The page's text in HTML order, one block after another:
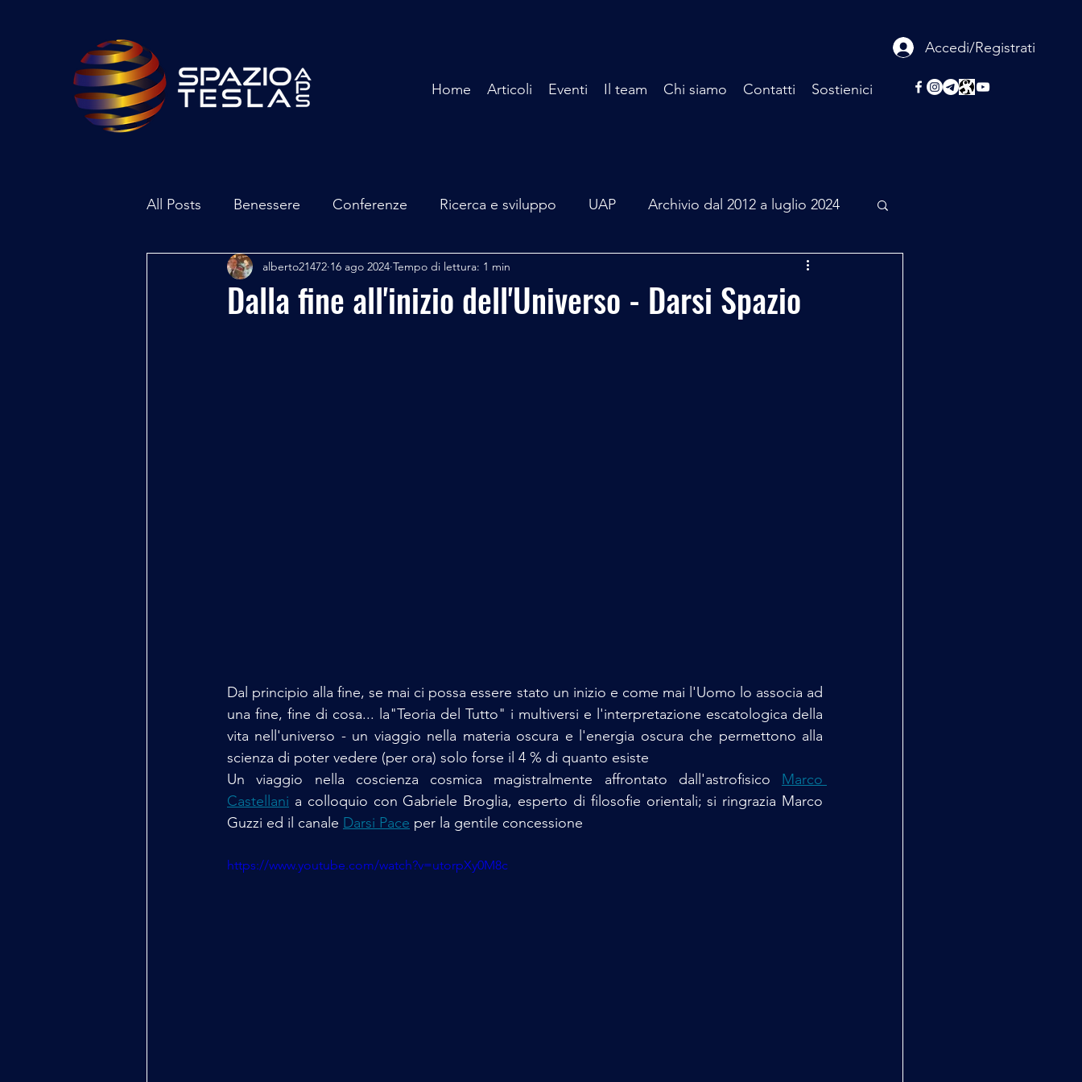
Accedi/Registrati
Home Articoli Eventi Il team Chi siamo Contatti Sostienici
All Posts Benessere Conferenze Ricerca e sviluppo UAP Archivio dal 2012 a luglio 2024
Ambiente Inchieste - Interviste Mare Mediterraneo
Dalla fine all'inizio dell'Universo - Darsi Spazio
alberto21472 16 ago 2024 Tempo di lettura: 1 min
Dal principio alla fine, se mai ci possa essere stato un inizio e come mai l'Uomo lo associa ad
una fine, fine di cosa... la"Teoria del Tutto" i multiversi e l'interpretazione escatologica della
vita nell'universo - un viaggio nella materia oscura e l'energia oscura che permettono alla
scienza di poter vedere (per ora) solo forse il 4 % di quanto esiste
Un viaggio nella coscienza cosmica magistralmente affrontato dall'astrofisico Marco
Castellani a colloquio con Gabriele Broglia, esperto di filosofie orientali; si ringrazia Marco
Guzzi ed il canale Darsi Pace per la gentile concessione
https://www.youtube.com/watch?v=utorpXy0M8c